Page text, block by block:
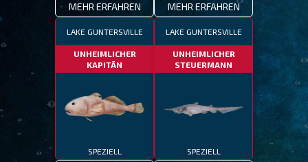
MEHR ERFAHREN MEHR ERFAHREN
LAKE GUNTERSVILLE
UNHEIMLICHER
KAPITÄN
SPEZIELL
LAKE GUNTERSVILLE
UNHEIMLICHER
STEUERMANN
SPEZIELL